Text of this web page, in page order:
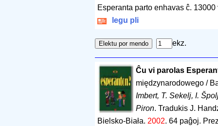
Esperanta parto enhavas ĉ. 13000
legu pli
ekz.
Ĉu vi parolas
międzynarodowego /
Imbert, T. Sekelj, I.
Piron. Tradukis J.
Bielsko-Biała. 2002. 64 paĝoj.